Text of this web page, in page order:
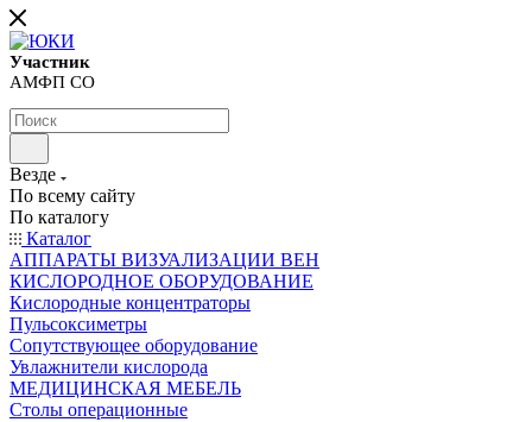
Участник
АМФП СО
Везде
По всему сайту
По каталогу
Каталог
АППАРАТЫ ВИЗУАЛИЗАЦИИ ВЕН
КИСЛОРОДНОЕ ОБОРУДОВАНИЕ
Кислородные концентраторы
Пульсоксиметры
Сопутствующее оборудование
Увлажнители кислорода
МЕДИЦИНСКАЯ МЕБЕЛЬ
Столы операционные